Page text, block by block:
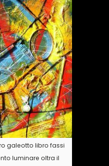
galeotto libro fassi
luminare oltra il